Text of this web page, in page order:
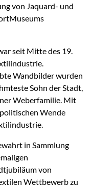
von Jaquard- und
seit Mitte des 19.
Wandbilder wurden
Sohn der Stadt,
Weberfamilie. Mit
Wende
in Sammlung
von
Wettbewerb zu